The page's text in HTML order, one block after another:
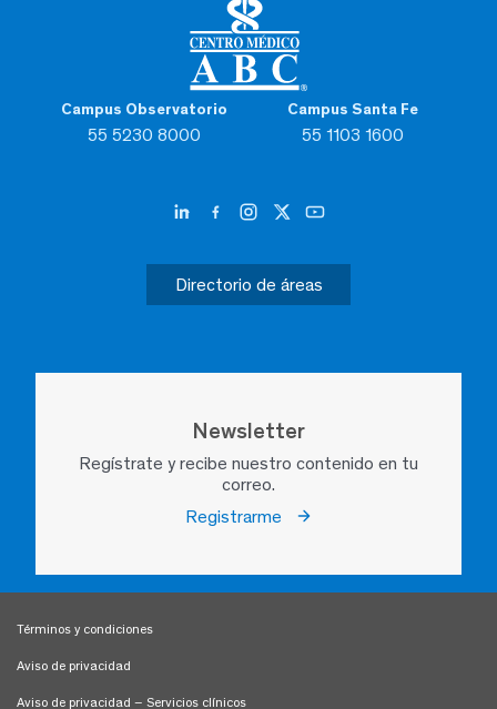
Campus Observatorio
55 5230 8000
Campus Santa Fe
55 1103 1600
Directorio de áreas
Newsletter
Regístrate y recibe nuestro contenido en tu
correo.
Registrarme
Términos y condiciones
Aviso de privacidad
Aviso de privacidad – Servicios clínicos